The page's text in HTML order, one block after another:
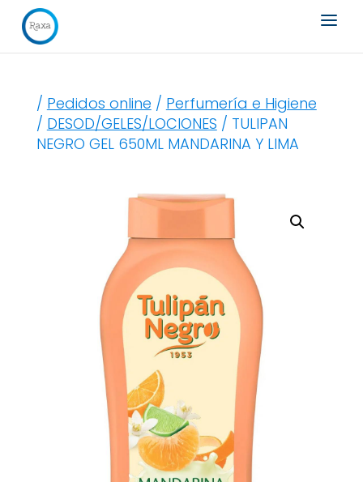
Búsqueda
de
productos
/ Pedidos online / Perfumería e Higiene
/ DESOD/GELES/LOCIONES / TULIPAN
NEGRO GEL 650ML MANDARINA Y LIMA